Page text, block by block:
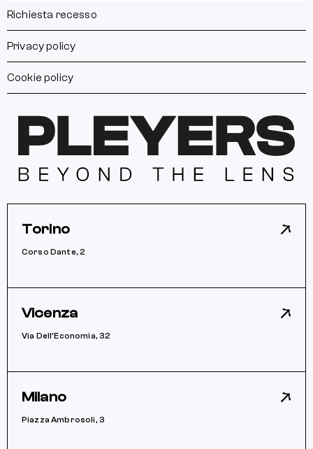
Richiesta recesso
Privacy policy
Cookie policy
Torino
Corso Dante, 2
Vicenza
Via Dell’Economia, 32
Milano
Piazza Ambrosoli, 3